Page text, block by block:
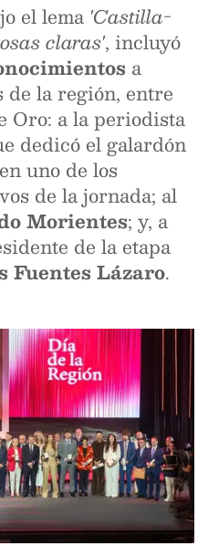
el lema 'Castilla-
claras', incluyó
a
de la región, entre
Oro: a la periodista
dedicó el galardón
uno de los
de la jornada; al
Morientes; y, a
de la etapa
Fuentes Lázaro.